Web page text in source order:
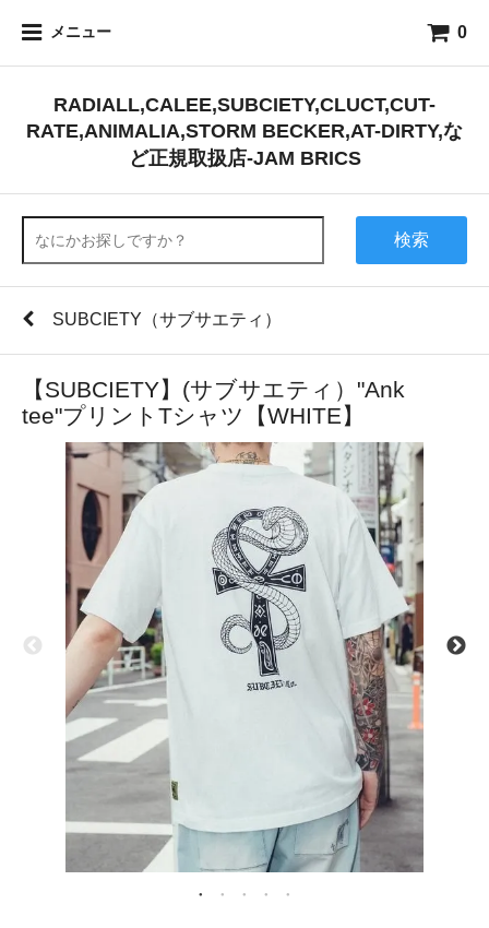
メニュー 0
RADIALL,CALEE,SUBCIETY,CLUCT,CUT-
RATE,ANIMALIA,STORM BECKER,AT-DIRTY,な
ど正規取扱店-JAM BRICS
検索
SUBCIETY（サブサエティ）
【SUBCIETY】(サブサエティ）"Ank
tee"プリントTシャツ【WHITE】